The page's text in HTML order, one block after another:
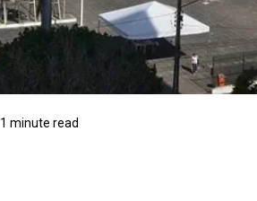
1 minute read